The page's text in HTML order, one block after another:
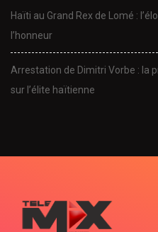
Haïti au Grand Rex de Lomé :
l’honneur
Arrestation de Dimitri Vorbe : la
sur l’élite haïtienne